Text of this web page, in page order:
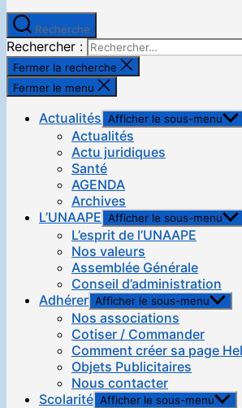
Recherche
Rechercher :
Fermer la recherche
Fermer le menu
Actualités Afficher le sous-menu
Actualités
Actu juridiques
Santé
AGENDA
Archives
L’UNAAPE Afficher le sous-menu
L’esprit de l’UNAAPE
Nos valeurs
Assemblée Générale
Conseil d’administration
Adhérer Afficher le sous-menu
Nos associations
Cotiser / Commander
Comment créer sa page
Objets Publicitaires
Nous contacter
Scolarité Afficher le sous-menu